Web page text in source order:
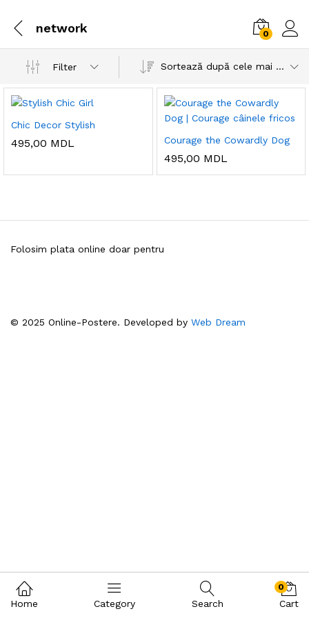
network 0
Filter Sortează după cele mai recente
Chic Decor Stylish
495,00 MDL Courage the Cowardly Dog
495,00 MDL
© 2025 Online-Postere. Developed by Web Dream
Folosim plata online doar pentru
Home Category Search
0
Cart